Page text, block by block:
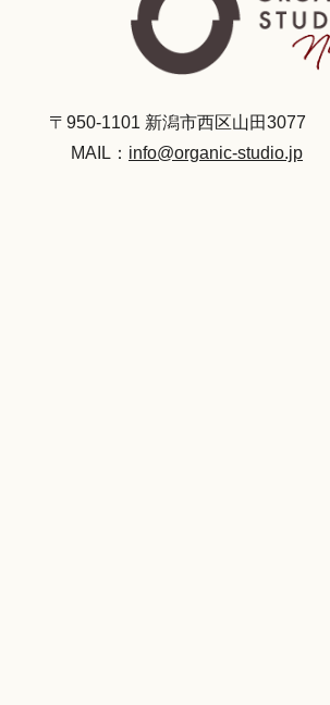
〒950-1101 新潟市西区山田3077
MAIL： info@organic-studio.jp